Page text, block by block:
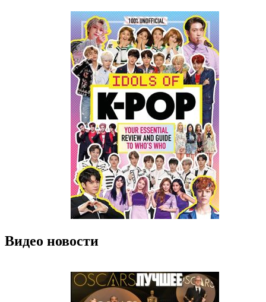
Видео новости